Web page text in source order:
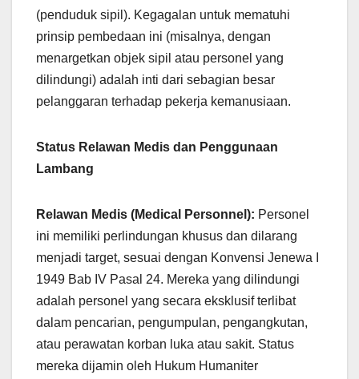
(penduduk sipil). Kegagalan untuk mematuhi
prinsip pembedaan ini (misalnya, dengan
menargetkan objek sipil atau personel yang
dilindungi) adalah inti dari sebagian besar
pelanggaran terhadap pekerja kemanusiaan.
Status Relawan Medis dan Penggunaan
Lambang
Relawan Medis (Medical Personnel): Personel
ini memiliki perlindungan khusus dan dilarang
menjadi target, sesuai dengan Konvensi Jenewa I
1949 Bab IV Pasal 24. Mereka yang dilindungi
adalah personel yang secara eksklusif terlibat
dalam pencarian, pengumpulan, pengangkutan,
atau perawatan korban luka atau sakit. Status
mereka dijamin oleh Hukum Humaniter